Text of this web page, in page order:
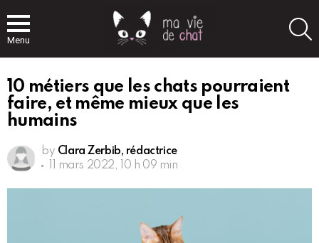
Menu
10 métiers que les chats pourraient
faire, et même mieux que les
humains
by Clara Zerbib, rédactrice
11 mars 2022, 10 h 09 min